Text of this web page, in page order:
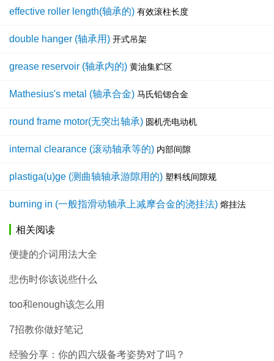
effective roller length(轴承的) 有效滚柱长度
double hanger (轴承用) 开式吊架
grease reservoir (轴承内的) 黄油集贮区
Mathesius's metal (轴承合金) 马氏铅锶合金
round frame motor(无突出轴承) 圆机壳电动机
internal clearance (滚动轴承等的) 内部间隙
plastiga(u)ge (测曲轴轴承游隙用的) 塑料线间隙规
burning in (一般指滑动轴承上减摩合金的浇挂法) 熔挂法
相关阅读
便捷的介词用法大全
悲伤时你该说些什么
too和enough该怎么用
7招教你做好笔记
经验分享：你的四六级备考姿势对了吗？